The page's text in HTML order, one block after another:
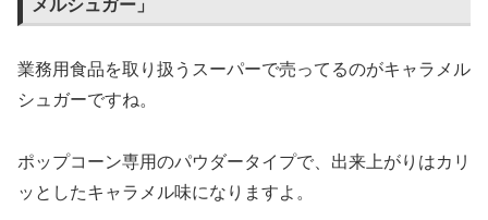
メルシュガー」
業務用食品を取り扱うスーパーで売ってるのがキャラメル
シュガーですね。
ポップコーン専用のパウダータイプで、出来上がりはカリ
ッとしたキャラメル味になりますよ。